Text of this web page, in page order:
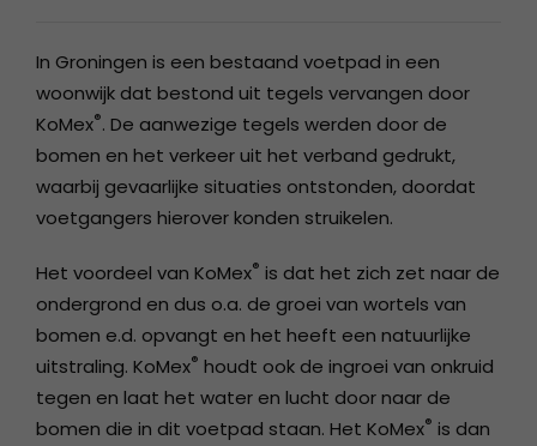
In Groningen is een bestaand voetpad in een
woonwijk dat bestond uit tegels vervangen door
KoMex®. De aanwezige tegels werden door de
bomen en het verkeer uit het verband gedrukt,
waarbij gevaarlijke situaties ontstonden, doordat
voetgangers hierover konden struikelen.
Het voordeel van KoMex® is dat het zich zet naar de
ondergrond en dus o.a. de groei van wortels van
bomen e.d. opvangt en het heeft een natuurlijke
uitstraling. KoMex® houdt ook de ingroei van onkruid
tegen en laat het water en lucht door naar de
bomen die in dit voetpad staan. Het KoMex® is dan